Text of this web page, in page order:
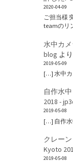
2020-04-09
ご担当様
teamのリ
水中カメ
blog より
2019-05-09
[…] 水中
自作水
2018 -
2019-05-08
[…] 自作
クレー
Kyoto
2019-05-08